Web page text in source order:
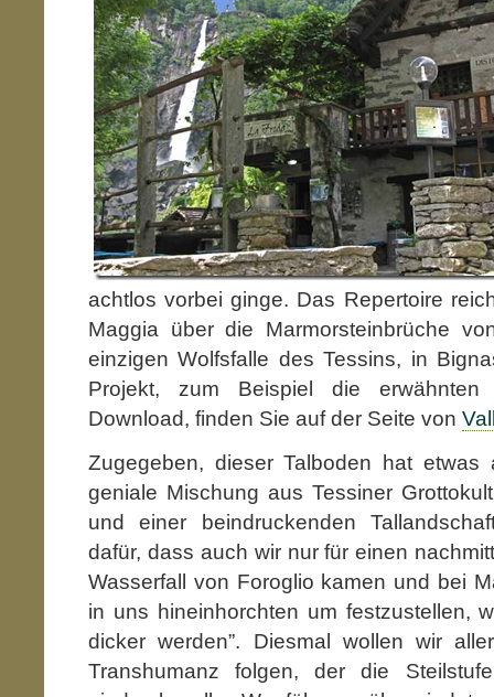
achtlos vorbei ginge. Das Repertoire
Maggia über die Marmorsteinbrüche
einzigen Wolfsfalle des Tessins, in
Projekt, zum Beispiel die
Download, finden Sie auf der Seite von
Zugegeben, dieser Talboden hat etwas
geniale Mischung aus Tessiner
und einer beindruckenden
dafür, dass auch wir nur für einen
Wasserfall von Foroglio kamen und bei
in uns hineinhorchten um festzustellen,
dicker werden”. Diesmal wollen wir
Transhumanz folgen, der die